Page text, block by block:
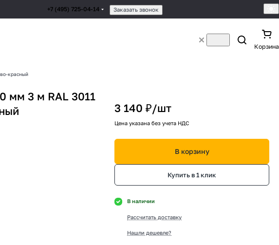
+7 (495) 725-04-14 Заказать звонок
Корзина
красный
мм 3 м RAL 3011
3 140 ₽/шт
Цена указана без учета НДС
В корзину
Купить в 1 клик
В наличии
Рассчитать доставку
Нашли дешевле?